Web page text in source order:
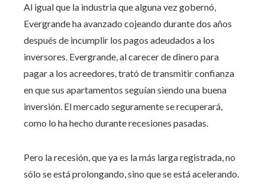
Al igual que la industria que alguna vez gobernó,
Evergrande ha avanzado cojeando durante dos años
después de incumplir los pagos adeudados a los
inversores. Evergrande, al carecer de dinero para
pagar a los acreedores, trató de transmitir confianza
en que sus apartamentos seguían siendo una buena
inversión. El mercado seguramente se recuperará,
como lo ha hecho durante recesiones pasadas.
Pero la recesión, que ya es la más larga registrada, no
sólo se está prolongando, sino que se está acelerando.